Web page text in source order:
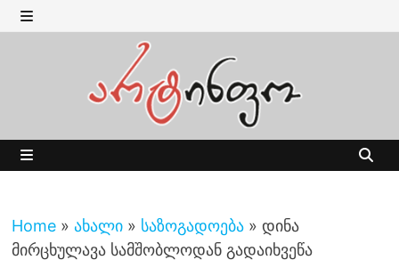
Skip
to MENU
Home » ახალი » საზოგადოება » დინა
მირცხულავა სამშობლოდან გადაიხვეწა